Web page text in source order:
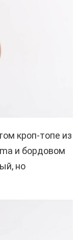
кроп-топе из
и бордовом
но